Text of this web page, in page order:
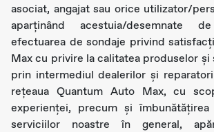
asociat, angajat sau orice utilizator/
aparținând acestuia/desemnate
efectuarea de sondaje privind
Max cu privire la calitatea produselor
prin intermediul dealerilor şi
rețeaua Quantum Auto Max, cu
experienţei, precum şi
serviciilor noastre în general,